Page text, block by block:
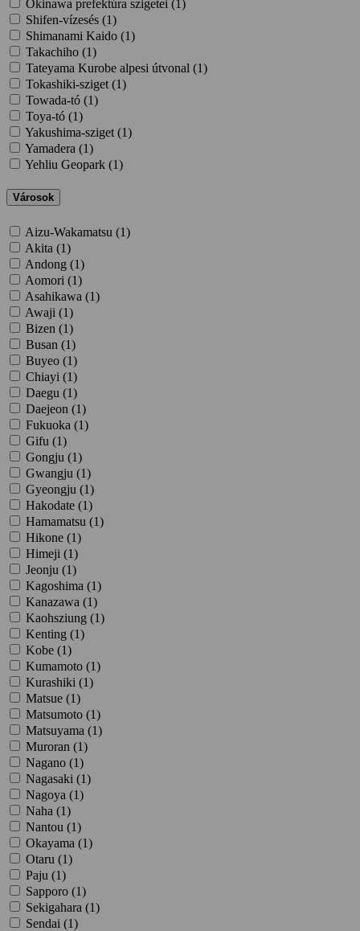
Okinawa prefektúra szigetei (1 )
Shifen-vízesés (1)
Shimanami Kaido (1)
Takachiho (1)
Tateyama Kurobe alpesi útvonal (1)
Tokashiki-sziget (1)
Towada-tó (1)
Toya-tó (1)
Yakushima-sziget (1)
Yamadera (1)
Yehliu Geopark (1)
Városok
Aizu-Wakamatsu (1)
Akita (1)
Andong (1)
Aomori (1)
Asahikawa (1)
Awaji (1)
Bizen (1)
Busan (1)
Buyeo (1)
Chiayi (1)
Daegu (1)
Daejeon (1)
Fukuoka (1)
Gifu (1)
Gongju (1)
Gwangju (1)
Gyeongju (1)
Hakodate (1)
Hamamatsu (1)
Hikone (1)
Himeji (1)
Jeonju (1)
Kagoshima (1)
Kanazawa (1)
Kaohsziung (1)
Kenting (1)
Kobe (1)
Kumamoto (1)
Kurashiki (1)
Matsue (1)
Matsumoto (1)
Matsuyama (1)
Muroran (1)
Nagano (1)
Nagasaki (1)
Nagoya (1)
Naha (1)
Nantou (1)
Okayama (1)
Otaru (1)
Paju (1)
Sapporo (1)
Sekigahara (1)
Sendai (1)